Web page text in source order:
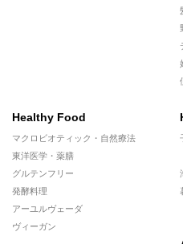
Healthy Food
マクロビオティック・自然療法
東洋医学・薬膳
グルテンフリー
発酵料理
アーユルヴェーダ
ヴィーガン